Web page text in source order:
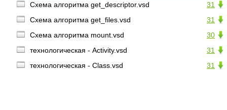
31
Схема алгоритма get_descriptor.vsd
31
Схема алгоритма get_files.vsd
30
Схема алгоритма mount.vsd
31
технологическая - Activity.vsd
31
технологическая - Class.vsd